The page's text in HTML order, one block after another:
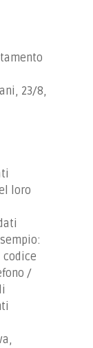
23/8,
loro
codice
/